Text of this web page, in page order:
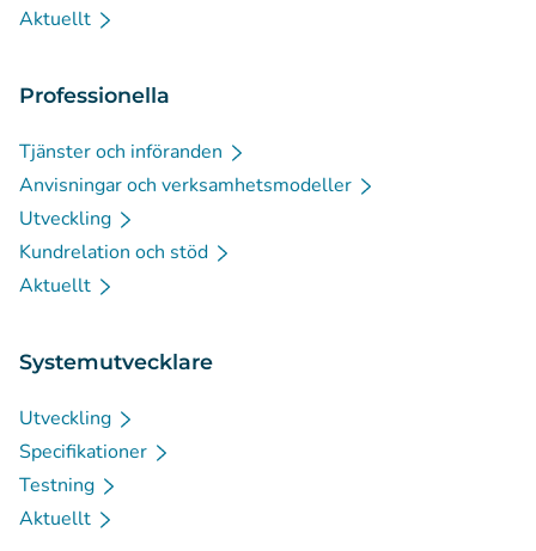
Aktuellt
Professionella
Tjänster och införanden
Anvisningar och verksamhetsmodeller
Utveckling
Kundrelation och stöd
Aktuellt
Systemutvecklare
Utveckling
Specifikationer
Testning
Aktuellt